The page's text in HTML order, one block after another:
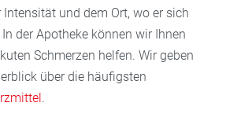
Intensität und dem Ort, wo er sich
der Apotheke können wir Ihnen
Schmerzen helfen. Wir geben
über die häufigsten
.